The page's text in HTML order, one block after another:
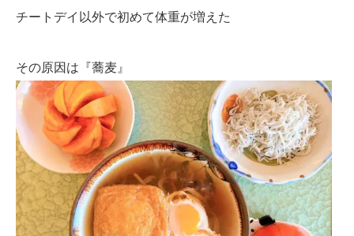
チートデイ以外で初めて体重が増えた
その原因は『蕎麦』